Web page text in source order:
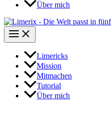
Über mich
Limericks
Mission
Mitmachen
Tutorial
Über mich